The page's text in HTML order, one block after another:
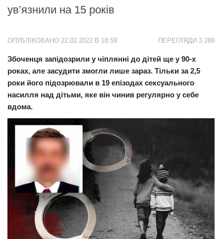
Івано-Франківськ
Донбас
Одеса
Схід
Прикарпаття
Економіка
Політика
Цікаво
Наука
Технології
Історії
Рецепти
ув’язнили на 15 років
ПЕРЕГЛЯДИ 3 289
ОПУБЛІКОВАНО 22.02.2022 В 18:59
Збоченця запідозрили у чіплянні до дітей ще у 90-х
роках, але засудити змогли лише зараз. Тільки за 2,5
роки його підозрювали в 19 епізодах сексуального
насилля над дітьми, яке він чинив регулярно у себе
вдома.